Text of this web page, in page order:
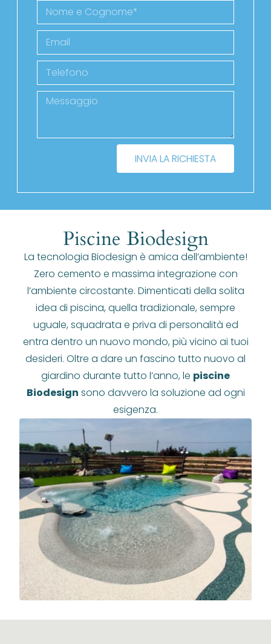
INVIA LA RICHIESTA
Piscine Biodesign
La tecnologia Biodesign è amica dell’ambiente!
Zero cemento e massima integrazione con
l’ambiente circostante. Dimenticati della solita
idea di piscina, quella tradizionale, sempre
uguale, squadrata e priva di personalità ed
entra dentro un nuovo mondo, più vicino ai tuoi
desideri. Oltre a dare un fascino tutto nuovo al
giardino durante tutto l’anno, le piscine
Biodesign sono davvero la soluzione ad ogni
esigenza.